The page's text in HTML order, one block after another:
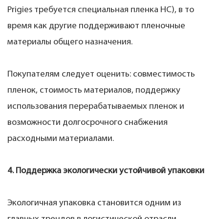
Prigies требуется специальная пленка HC), в то
время как другие поддерживают пленочные
материалы общего назначения.
Покупателям следует оценить: совместимость
пленок, стоимость материалов, поддержку
использования перерабатываемых пленок и
возможности долгосрочного снабжения
расходными материалами.
4. Поддержка экологически устойчивой упаковки
Экологичная упаковка становится одним из